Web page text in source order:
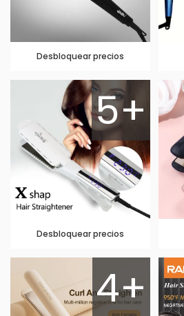
Desbloquear precios
5+
Desbloquear precios
4+